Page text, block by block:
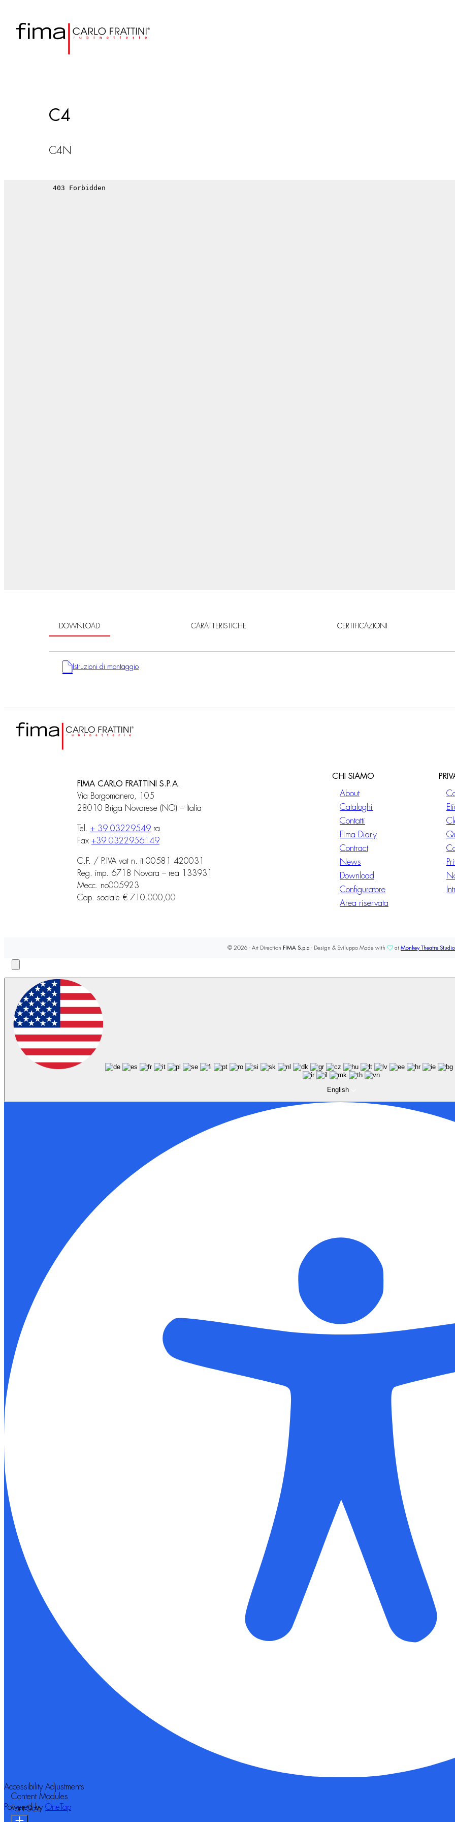
C4
C4N
DOWNLOAD CARATTERISTICHE CERTIFICAZIONI
Istruzioni di montaggio
FIMA CARLO FRATTINI S.P.A.
Via Borgomanero, 105
28010 Briga Novarese (NO) – Italia
Tel. + 39 03229549 ra
Fax +39 0322956149
C.F. / P.IVA vat n. it 00581 420031
Reg. imp. 6718 Novara – rea 133931
Mecc. no005923
Cap. sociale € 710.000,00
CHI SIAMO
About
Cataloghi
Contatti
Fima Diary
Contract
News
Download
Configuratore
Area riservata
© 2026 - Art Direction FIMA S.p.a - Design & Sviluppo Made with at Monkey Theatre Studio
English
Accessibility Adjustments
Powered by OneTap
Content Modules
Font Size